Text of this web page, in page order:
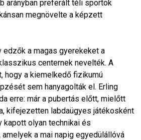
arányban preferált téli sportok
megnövelte a képzett
edzők a magas gyerekeket a
centernek nevelték. A
hogy a kiemelkedő fizikumú
sem hanyagolták el. Erling
erre: már a pubertás előtt, mielőtt
kifejezetten labdaügyes játékosként
kapott olyan technikai és
a mai napig egyedülállóvá